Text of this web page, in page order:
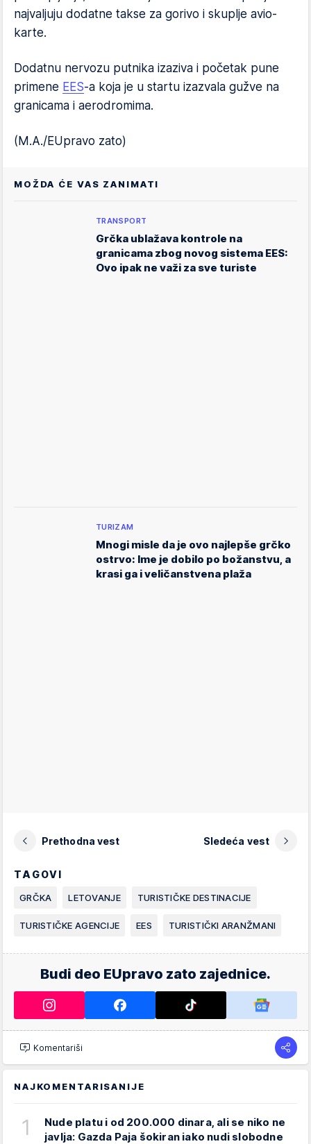
najvaljuju dodatne takse za gorivo i skuplje avio-
karte.
Dodatnu nervozu putnika izaziva i početak pune
primene EES-a koja je u startu izazvala gužve na
granicama i aerodromima.
(M.A./EUpravo zato)
MOŽDA ĆE VAS ZANIMATI
TRANSPORT
Grčka ublažava kontrole na
granicama zbog novog sistema EES:
Ovo ipak ne važi za sve turiste
TURIZAM
Mnogi misle da je ovo najlepše grčko
ostrvo: Ime je dobilo po božanstvu, a
krasi ga i veličanstvena plaža
Prethodna vest Sledeća vest
TAGOVI
GRČKA LETOVANJE TURISTIČKE DESTINACIJE
TURISTIČKE AGENCIJE EES TURISTIČKI ARANŽMANI
Budi deo EUpravo zato zajednice.
Komentariši
NAJKOMENTARISANIJE
1
Nude platu i od 200.000 dinara, ali se niko ne
javlja: Gazda Paja šokiran iako nudi slobodne